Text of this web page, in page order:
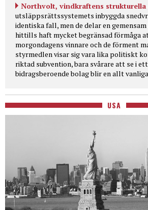
Northvolt, vindkraftens strukturella
utsläppsrättssystemets inbyggda
identiska fall, men de delar en
hittills haft mycket begränsad förmåga
morgondagens vinnare och de förment
styrmedlen visar sig vara lika politiskt
riktad subvention, bara svårare att se i
bidragsberoende bolag blir en allt
USA